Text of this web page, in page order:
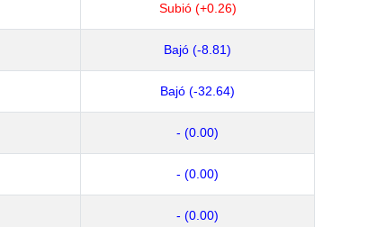
Subió (+0.26)
Bajó (-8.81)
Bajó (-32.64)
- (0.00)
- (0.00)
- (0.00)